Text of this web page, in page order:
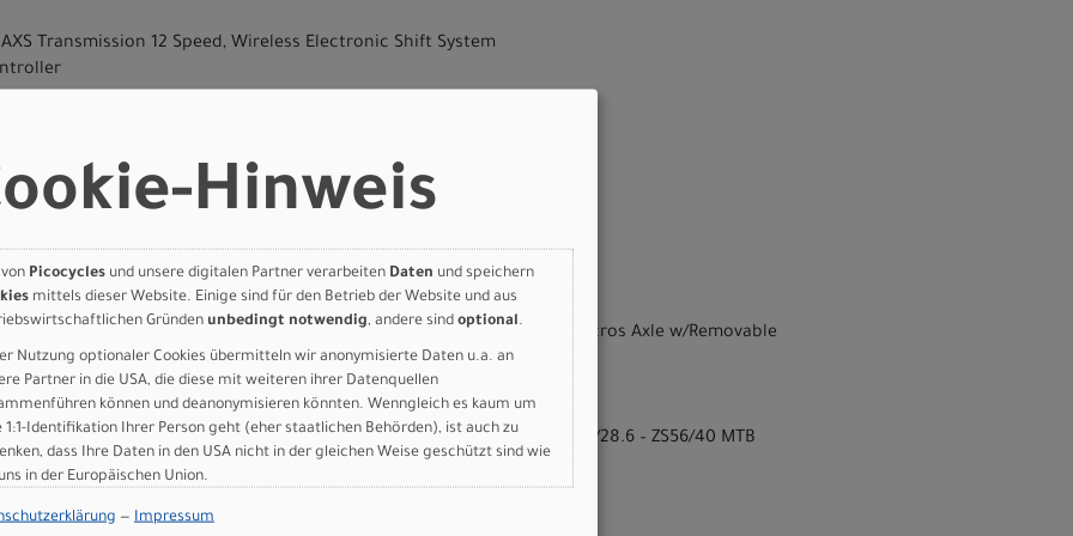
Transmission 12 Speed, Wireless Electronic Shift System
Transmission 10-52
DUB, 55mm CL, 34T
Wide, shell 41x92mm
Disc
Disc
CL Rotors 180mm
CL Rotors 160mm
30 CL, F: 15x110mm, R: 12x148mm, 30mm Tubeless ready rim, 28H, Syncros Axle w/Removable
Tools
29x2.4´´, 120TPI Foldable Bead,Tubeless Ready, EXO
29x2.4´´, 120TPI Foldable Bead,Tubeless Ready, EXO
adjust & Cable Routing HS System, +-0.6° head angle adjustment, ZS56/28.6 – ZS56/40 MTB
6061 D.B., Flat Bar, 8°, 740mm
Integration System, -12° rise, 6061 Alloy, 31.8mm, 1 1/8´´
lock-on grips
Hinweis
Picocycles und unsere digitalen Partner verarbeiten Daten und speichern
mittels dieser Website. Einige sind für den Betrieb der Website und aus
Gründen unbedingt notwendig, andere sind optional.
Nutzung optionaler Cookies übermitteln wir anonymisierte Daten u.a. an
Partner in die USA, die diese mit weiteren ihrer Datenquellen
können und deanonymisieren könnten. Wenngleich es kaum um
1:1-Identifikation Ihrer Person geht (eher staatlichen Behörden), ist auch zu
dass Ihre Daten in den USA nicht in der gleichen Weise geschützt sind wie
in der Europäischen Union.
— Impressum